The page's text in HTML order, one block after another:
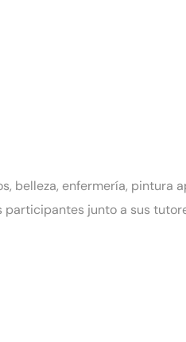
belleza, enfermería, pintura
participantes junto a sus